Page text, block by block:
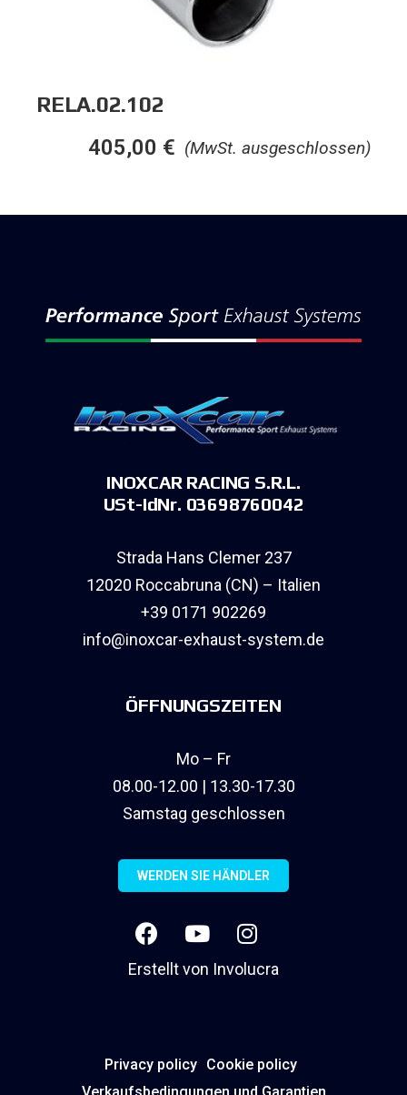
RELA.02.102
(MwSt. ausgeschlossen)
405,00 €
INOXCAR RACING S.R.L.
USt-IdNr. 03698760042
Strada Hans Clemer 237
12020 Roccabruna (CN) – Italien
+39 0171 902269
info@inoxcar-exhaust-system.de
ÖFFNUNGSZEITEN
Mo – Fr
08.00-12.00 | 13.30-17.30
Samstag geschlossen
WERDEN SIE HÄNDLER
Erstellt von Involucra
Privacy policy Cookie policy